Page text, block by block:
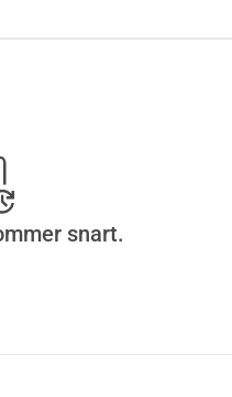
snart.